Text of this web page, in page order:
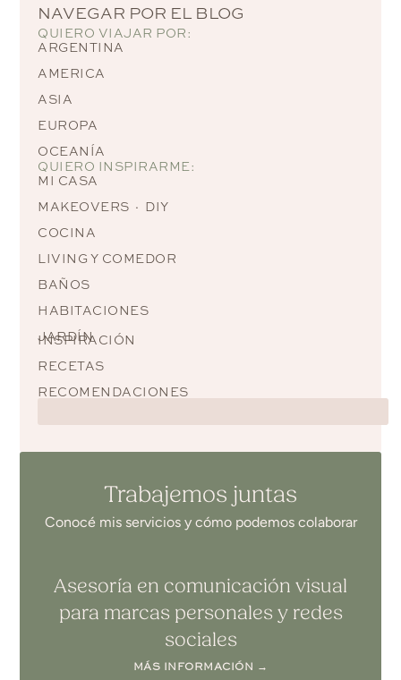
NAVEGAR POR EL BLOG
QUIERO VIAJAR POR:
ARGENTINA
AMERICA
ASIA
EUROPA
OCEANÍA
QUIERO INSPIRARME:
MI CASA
MAKEOVERS · DIY
COCINA
LIVING Y COMEDOR
BAÑOS
HABITACIONES
JARDÍN
INSPIRACIÓN
RECETAS
RECOMENDACIONES
Trabajemos juntas
Conocé mis servicios y cómo podemos colaborar
Asesoría en comunicación visual
para marcas personales y redes
sociales
MÁS INFORMACIÓN →